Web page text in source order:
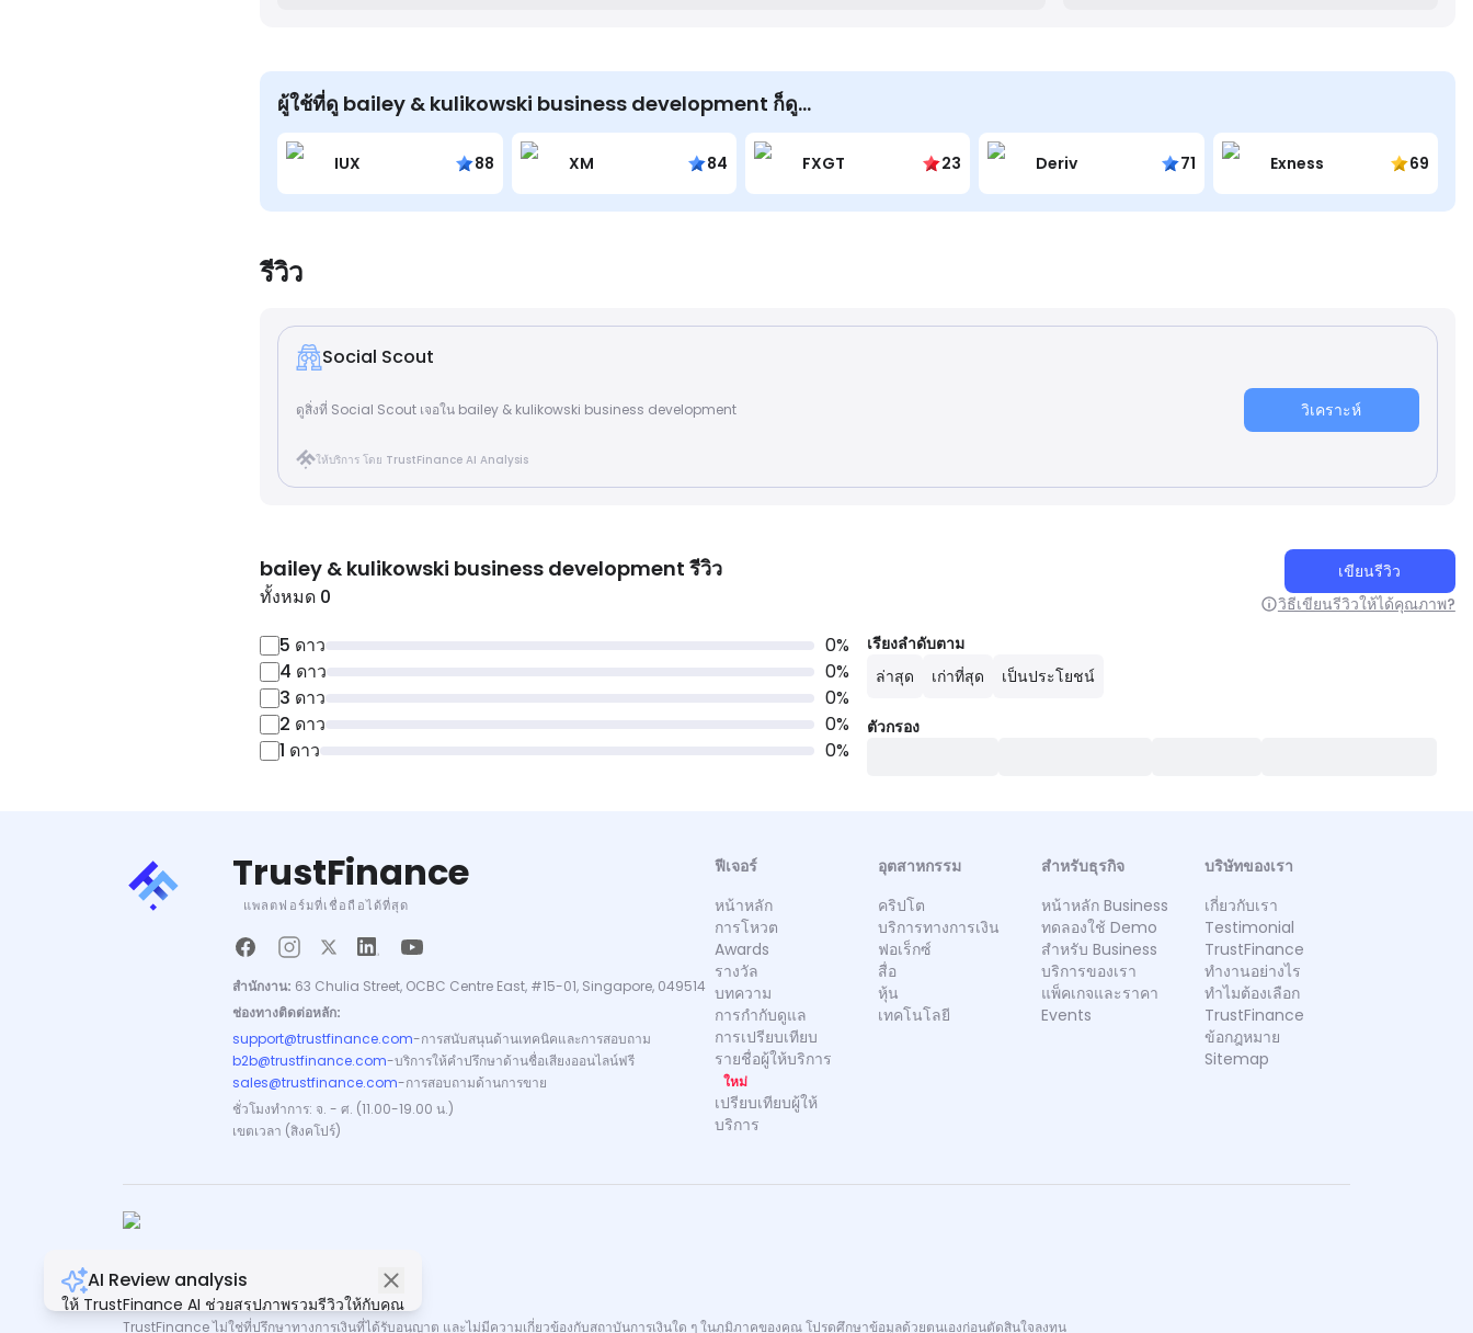
ผู้ใช้ที่ดู bailey & kulikowski business development ก็ดู...
IUX 88 XM 84 FXGT 23 Deriv 71 Exness 69
รีวิว
Social Scout
ดูสิ่งที่ Social Scout เจอใน bailey & kulikowski business development วิเคราะห์
ให้บริการ โดย TrustFinance AI Analysis
bailey & kulikowski business development รีวิว
ทั้งหมด 0
เขียนรีวิว
วิธีเขียนรีวิวให้ได้คุณภาพ?
5 ดาว 0%
4 ดาว 0%
3 ดาว 0%
2 ดาว 0%
1 ดาว 0%
เรียงลำดับตาม
ล่าสุด
เก่าที่สุด เป็นประโยชน์
ตัวกรอง
AI Review analysis
ให้ TrustFinance AI ช่วยสรุปภาพรวมรีวิวให้กับคุณ
TrustFinance
แพลตฟอร์มที่เชื่อถือได้ที่สุด
สำนักงาน: 63 Chulia Street, OCBC Centre East, #15-01, Singapore, 049514
ช่องทางติดต่อหลัก:
support@trustfinance.com-การสนับสนุนด้านเทคนิคและการสอบถาม
b2b@trustfinance.com-บริการให้คำปรึกษาด้านชื่อเสียงออนไลน์ฟรี
sales@trustfinance.com-การสอบถามด้านการขาย
ชั่วโมงทำการ: จ. - ศ. (11.00-19.00 น.)
เขตเวลา (สิงคโปร์)
ฟีเจอร์
หน้าหลัก
การโหวต
Awards
รางวัล
บทความ
การกำกับดูแล
การเปรียบเทียบ
รายชื่อผู้ให้บริการ
ใหม่
เปรียบเทียบผู้ให้
บริการ
อุตสาหกรรม
คริปโต
บริการทางการเงิน
ฟอเร็กซ์
สื่อ
หุ้น
เทคโนโลยี
สำหรับธุรกิจ
หน้าหลัก Business
ทดลองใช้ Demo
สำหรับ Business
บริการของเรา
แพ็คเกจและราคา
Events
บริษัทของเรา
เกี่ยวกับเรา
Testimonial
TrustFinance
ทำงานอย่างไร
ทำไมต้องเลือก
TrustFinance
ข้อกฎหมาย
Sitemap
ลิขสิทธิ์ © TrustFinance 2026 | V.2.0
TrustFinance ไม่ใช่ที่ปรึกษาทางการเงินที่ได้รับอนุญาต และไม่มีความเกี่ยวข้องกับสถาบันการเงินใด ๆ ในภูมิภาคของคุณ โปรดศึกษาข้อมูลด้วยตนเองก่อนตัดสินใจลงทุน